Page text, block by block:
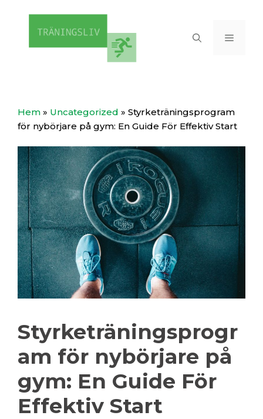
Meny
Hem » Uncategorized » Styrketräningsprogram
för nybörjare på gym: En Guide För Effektiv Start
Styrketräningsprogr
am för nybörjare på
gym: En Guide För
Effektiv Start